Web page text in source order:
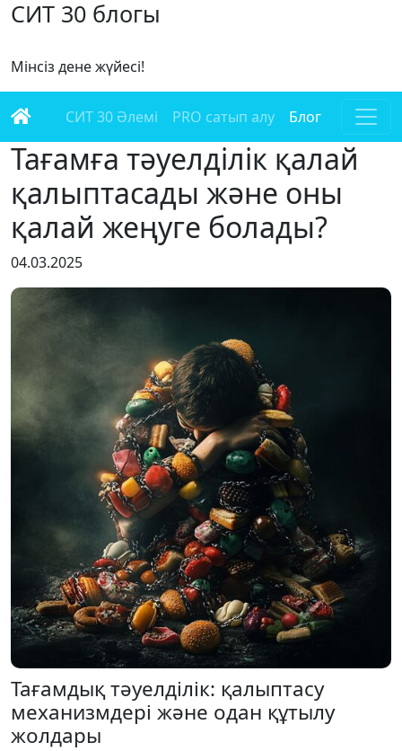
СИТ 30 блогы
Мінсіз дене жүйесі!
СИТ 30 Әлемі PRO сатып алу Блог
Тағамға тәуелділік қалай
қалыптасады және оны
қалай жеңуге болады?
04.03.2025
Тағамдық тәуелділік: қалыптасу
механизмдері және одан құтылу
жолдары